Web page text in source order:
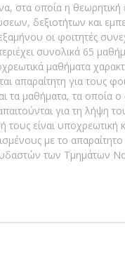
στα οποία η θεωρητική
δεξιοτήτων και
οι φοιτητές
συνολικά 65
μαθήματα
απαραίτητη για τους
τα μαθήματα, τα οποία ο
για τη λήψη
είναι υποχρεωτική
με το
των Τμημάτων